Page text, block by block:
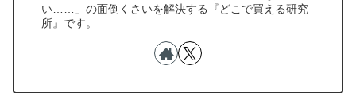
い……」の面倒くさいを解決する『どこで買える研究
所』です。